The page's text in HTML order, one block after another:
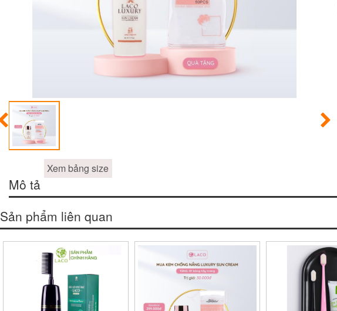
Xem bảng size
Mô tả
Sản phẩm liên quan